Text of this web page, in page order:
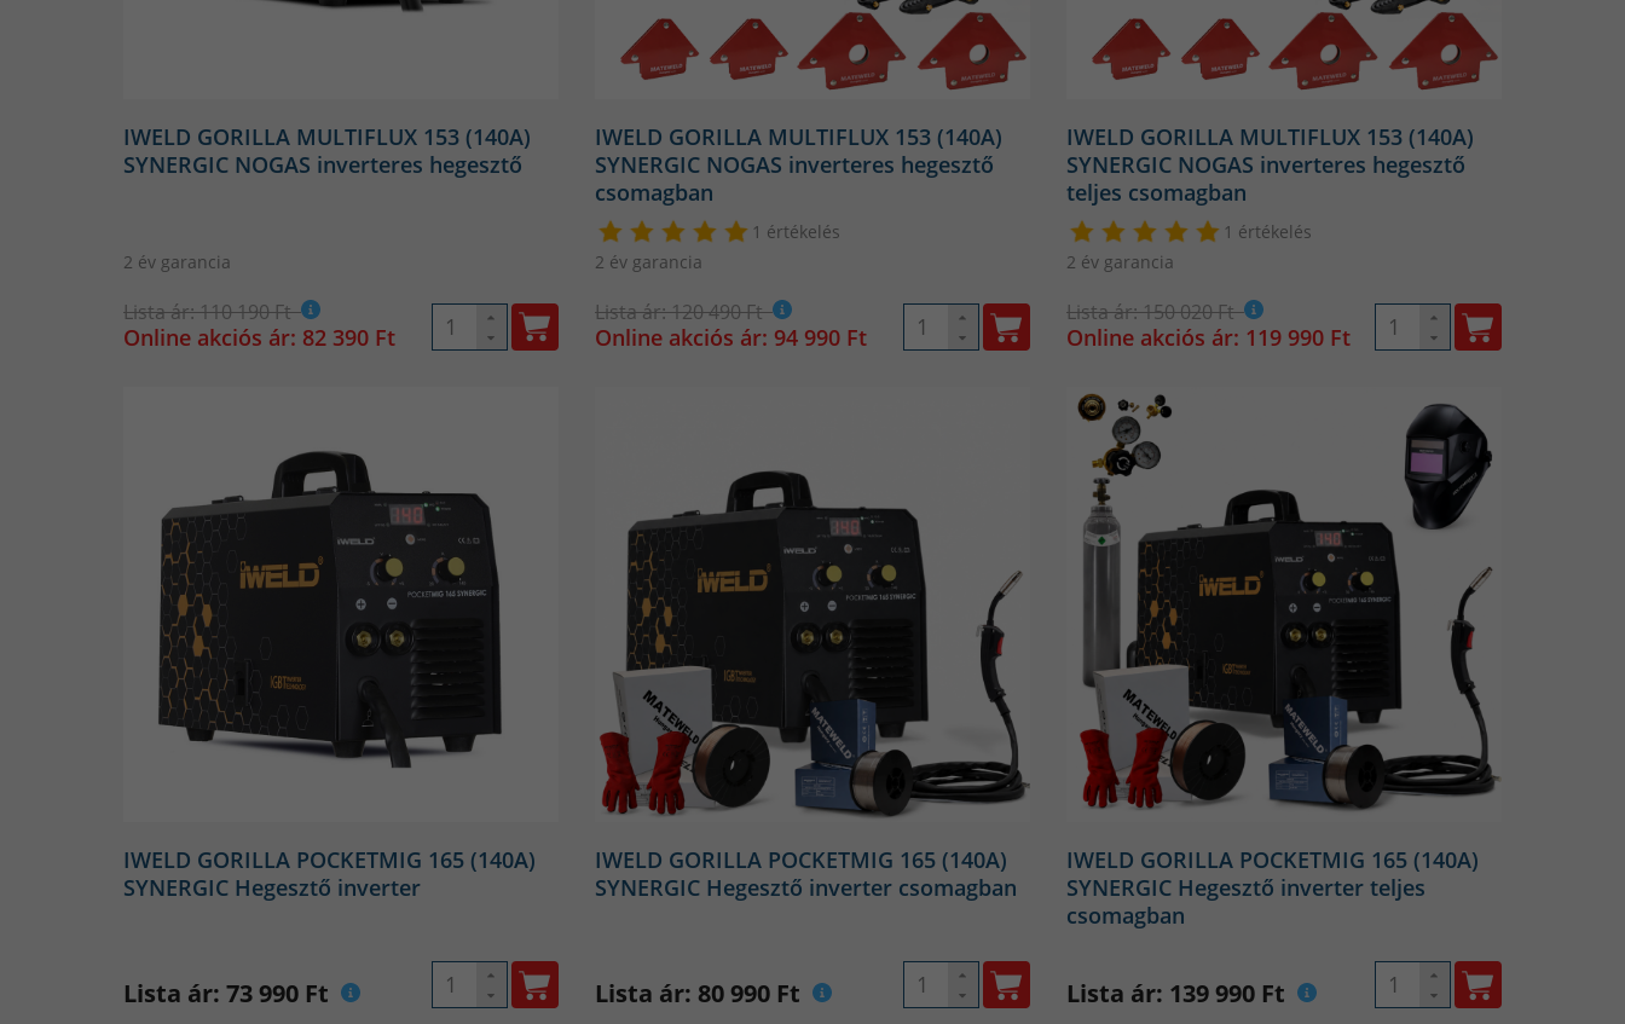
A porbeles hegesztőgép ismérvei
Az úgynevezett MIG/MAG (Metal Inert Gaswelding/Metal Active Gaswelding) hegesztésfajta alá soroljuk azokat a
hegesztőgépeket, amelyek védőgázzal működnek, legtöbben talán porbeles CO hegesztő néven ismerik. Ennek oka, hogy az
alkalmazott védőgáz leggyakrabban szén-dioxid (ami helyesen CO2), azonban alapanyagtól és huzaltól függően több
másfajta gázt is alkalmaznak, mint például:
tiszta argont.
CORGON-t, ami főként argon, illetve kisebb részt szén-dioxid keveréke.
CRONIGON-t (CRONIGON 2), ami csak 2%-ban tartalmaz szén-dioxidot, a fennmaradó 98% argon, amelyet
rozsdamentes acél hegesztésnél alkalmaznak az ív stabilizálásának érdekében.
A porbeles CO hegesztő kiáramoltatójához csatlakoztatott hegesztőpisztoly nyomásra áramoltatja ki a védőgázt a terelőből.
huzaldobra van feltekerve, ezt adagolja a berendezés a folyamat során, ez lehet akár szénacél, bronz vagy alumínium. Ezt az
IWELD GORILLA MULTIFLUX 153 (140A)
SYNERGIC NOGAS inverteres hegesztő
2 év garancia
Lista ár: 110 190 Ft
Online akciós ár: 82 390 Ft
IWELD GORILLA MULTIFLUX 153 (140A)
SYNERGIC NOGAS inverteres hegesztő
csomagban
1 értékelés
2 év garancia
Lista ár: 120 490 Ft
Online akciós ár: 94 990 Ft
IWELD GORILLA MULTIFLUX 153 (140A)
SYNERGIC NOGAS inverteres hegesztő
teljes csomagban
1 értékelés
2 év garancia
Lista ár: 150 020 Ft
Online akciós ár: 119 990 Ft
IWELD GORILLA POCKETMIG 165 (140A)
SYNERGIC Hegesztő inverter
Lista ár: 73 990 Ft
IWELD GORILLA POCKETMIG 165 (140A)
SYNERGIC Hegesztő inverter csomagban
Lista ár: 80 990 Ft
IWELD GORILLA POCKETMIG 165 (140A)
SYNERGIC Hegesztő inverter teljes
csomagban
Lista ár: 139 990 Ft